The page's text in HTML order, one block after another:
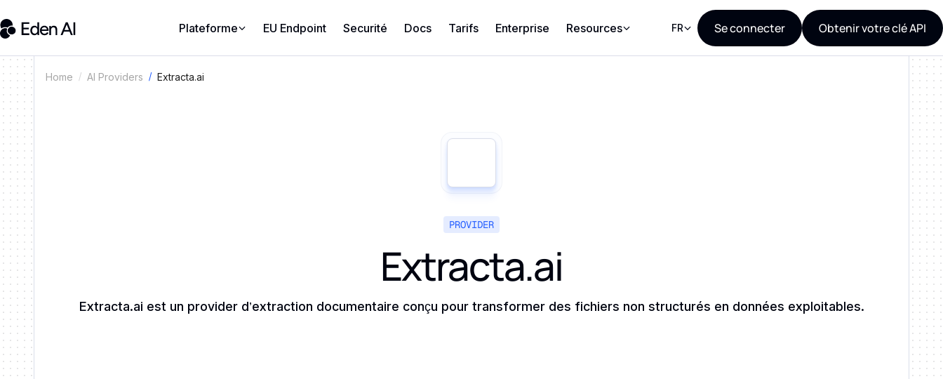
Plateforme EU Endpoint Securité Docs Tarifs Enterprise Resources FR Se connecter Obtenir votre clé API
Home AI Providers Extracta.ai
PROVIDER
Extracta.ai
Extracta.ai est un provider d’extraction documentaire conçu pour transformer des fichiers non structurés en données exploitables.